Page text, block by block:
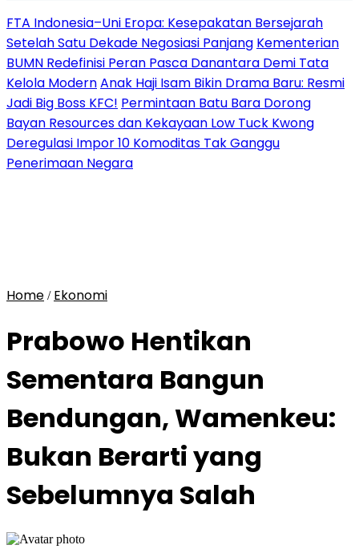
FTA Indonesia–Uni Eropa: Kesepakatan Bersejarah
Setelah Satu Dekade Negosiasi Panjang Kementerian
BUMN Redefinisi Peran Pasca Danantara Demi Tata
Kelola ModernAnak Haji Isam Bikin Drama Baru: Resmi
Jadi Big Boss KFC! Permintaan Batu Bara Dorong
Bayan Resources dan Kekayaan Low Tuck Kwong
Deregulasi Impor 10 Komoditas Tak Ganggu
Penerimaan Negara
Home / Ekonomi
Prabowo Hentikan
Sementara Bangun
Bendungan, Wamenkeu:
Bukan Berarti yang
Sebelumnya Salah